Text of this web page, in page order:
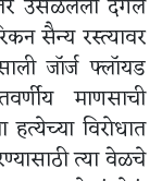
सैन्य रस्त्यावर
जॉर्ज फ्लॉयड
माणसाची
विरोधात
त्या वेळचे